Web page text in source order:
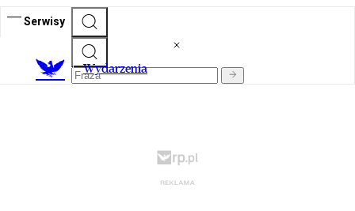
Serwisy
Wydarzenia